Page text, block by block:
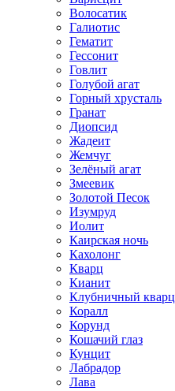
Волосатик
Галиотис
Гематит
Гессонит
Говлит
Голубой агат
Горный хрусталь
Гранат
Диопсид
Жадеит
Жемчуг
Зелёный агат
Змеевик
Золотой Песок
Изумруд
Иолит
Каирская ночь
Кахолонг
Кварц
Кианит
Клубничный кварц
Коралл
Корунд
Кошачий глаз
Кунцит
Лабрадор
Лава